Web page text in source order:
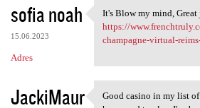
sofia noah
15.06.2023
Adres
It's Blow my mind,
It's Blow my mind,
https://
champagne-virtual-
JackiMaur
Good casino in my list